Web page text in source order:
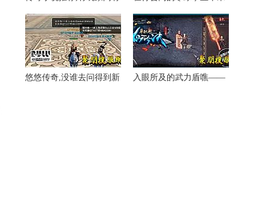
魔龙血蛙却没想到
介绍
悠悠传奇,没谁去问得到新
入眼所及的武力盾噍——